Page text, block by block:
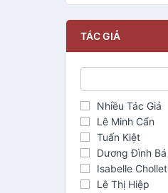
TÁC GIẢ
Nhiều Tác Giả
Lê Minh Cẩn
Tuấn Kiệt
Dương Đình Bá
Isabelle Chollet
Lê Thị Hiệp